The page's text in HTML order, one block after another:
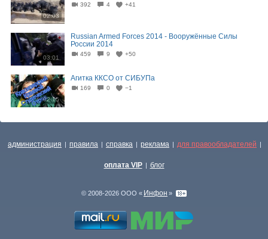
02:03
392 4 +41
03:01
Russian Armed Forces 2014 - Вооружённые Силы
России 2014
459 9 +50
02:15
Агитка ККСО от СИБУПа
169 0 −1
администрация | правила | справка | реклама | для правообладателей |
оплата VIP | блог
© 2008-2026 ООО « Инфон »